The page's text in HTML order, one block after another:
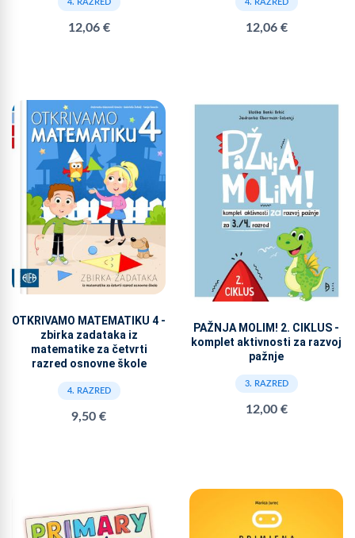
4. RAZRED
12,06 €
4. RAZRED
12,06 €
OTKRIVAMO MATEMATIKU 4 -
zbirka zadataka iz
matematike za četvrti
razred osnovne škole
4. RAZRED
9,50 €
PAŽNJA MOLIM! 2. CIKLUS -
komplet aktivnosti za razvoj
pažnje
3. RAZRED
12,00 €